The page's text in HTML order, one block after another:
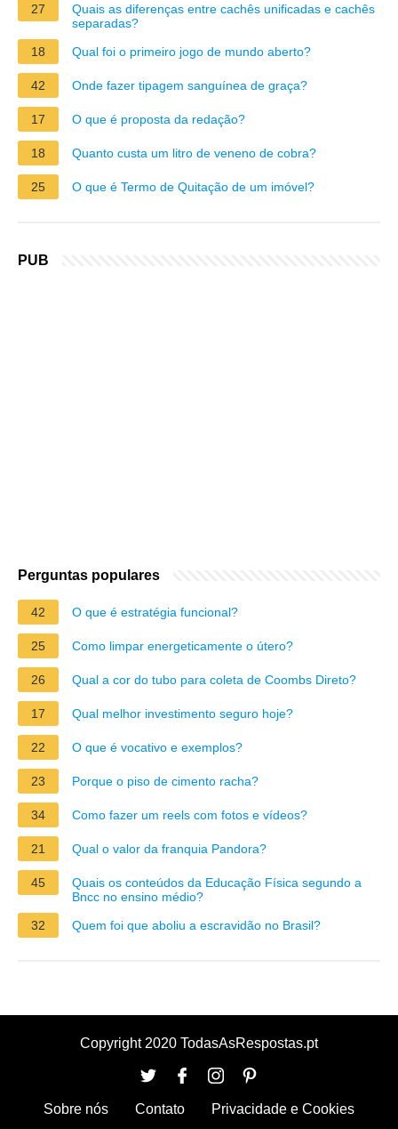
27
Quais as diferenças entre cachês unificadas e cachês
separadas?
18
Qual foi o primeiro jogo de mundo aberto?
42 Onde fazer tipagem sanguínea de graça?
17 O que é proposta da redação?
18 Quanto custa um litro de veneno de cobra?
25 O que é Termo de Quitação de um imóvel?
PUB
Perguntas populares
42 O que é estratégia funcional?
25 Como limpar energeticamente o útero?
26 Qual a cor do tubo para coleta de Coombs Direto?
17 Qual melhor investimento seguro hoje?
22 O que é vocativo e exemplos?
23 Porque o piso de cimento racha?
34 Como fazer um reels com fotos e vídeos?
21 Qual o valor da franquia Pandora?
45
Quais os conteúdos da Educação Física segundo a
Bncc no ensino médio?
32
Quem foi que aboliu a escravidão no Brasil?
Copyright 2020 TodasAsRespostas.pt
Sobre nós Contato Privacidade e Cookies